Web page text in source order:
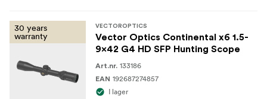
Som resten av Continental Tactical-serien stöds det av
Vector Optics livstidsgaranti, vilket ger långsiktigt
förtroende för seriösa skyttar.
Nyckelspecifikationer
30 years
warranty
VECTOROPTICS
Vector Optics Continental x6 1.5-
9x42 G4 HD SFP Hunting Scope
Art.nr. 133186
EAN 192687274857
I lager